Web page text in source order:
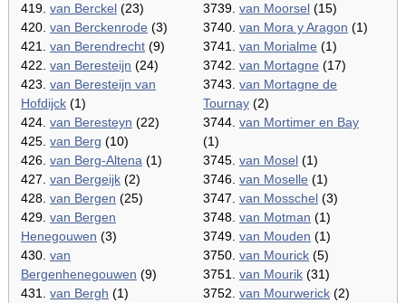
419. van Berckel (23)
420. van Berckenrode (3)
421. van Berendrecht (9)
422. van Beresteijn (24)
423. van Beresteijn van
Hofdijck (1)
424. van Beresteyn (22)
425. van Berg (10)
426. van Berg-Altena (1)
427. van Bergeijk (2)
428. van Bergen (25)
429. van Bergen
Henegouwen (3)
430. van
Bergenhenegouwen (9)
431. van Bergh (1)
3739. van Moorsel (15)
3740. van Mora y Aragon (1)
3741. van Morialme (1)
3742. van Mortagne (17)
3743. van Mortagne de
Tournay (2)
3744. van Mortimer en Bay
(1)
3745. van Mosel (1)
3746. van Moselle (1)
3747. van Mosschel (3)
3748. van Motman (1)
3749. van Mouden (1)
3750. van Mourick (5)
3751. van Mourik (31)
3752. van Mourwerick (2)